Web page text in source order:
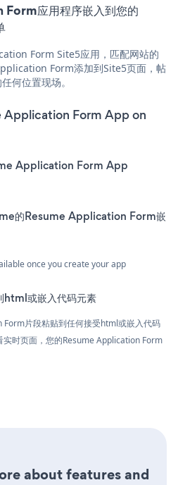
应用程序嵌入到您的
Form Site5应用，匹配网站的
Form添加到Site5页面，帖
何位置现场。
Application Form App on
Application Form App
的Resume Application Form嵌
once you create your app
html或嵌入代码元素
片段粘贴到任何接受html或嵌入代码
实时页面，您的Resume Application Form
about features and